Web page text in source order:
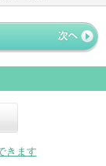
予約 急患
次ページ
»
きます